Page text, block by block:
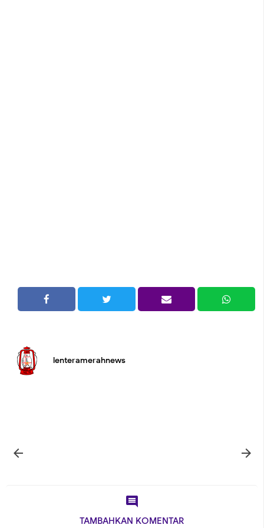
lenteramerahnews
 

TAMBAHKAN KOMENTAR